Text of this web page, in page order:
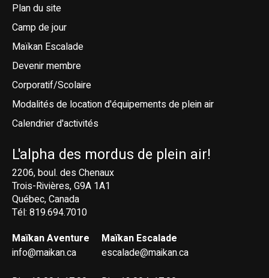
Plan du site
Camp de jour
Maïkan Escalade
Devenir membre
Corporatif/Scolaire
Modalités de location d'équipements de plein air
Calendrier d'activités
L'alpha des mordus de plein air!
2206, boul. des Chenaux
Trois-Rivières, G9A 1A1
Québec, Canada
Tél: 819.694.7010
Maïkan Aventure
info@maikan.ca
Maïkan Escalade
escalade@maikan.ca